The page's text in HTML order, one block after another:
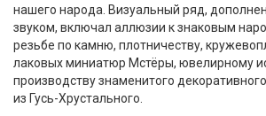
нашего народа. Визуальный ряд,
звуком, включал аллюзии к знаковым
резьбе по камню, плотничеству,
лаковых миниатюр Мстёры, ювелирному
производству знаменитого
из Гусь-Хрустального.